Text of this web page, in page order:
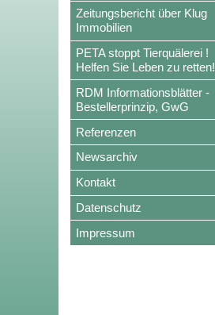
Zeitungsbericht über Klug
Immobilien
PETA stoppt Tierquälerei !
Helfen Sie Leben zu retten!
RDM Informationsblätter -
Bestellerprinzip, GwG
Referenzen
Newsarchiv
Kontakt
Datenschutz
Impressum